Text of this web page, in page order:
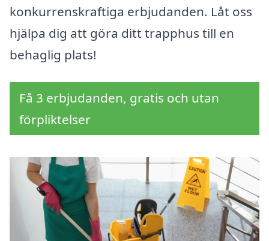
konkurrenskraftiga erbjudanden. Låt oss
hjälpa dig att göra ditt trapphus till en
behaglig plats!
Få 3 erbjudanden, gratis och utan
förpliktelser